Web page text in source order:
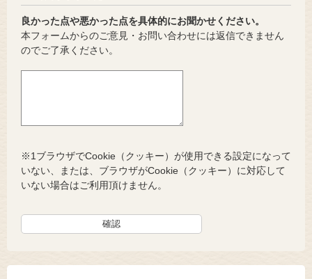
良かった点や悪かった点を具体的にお聞かせください。
本フォームからのご意見・お問い合わせには返信できません
のでご了承ください。
※1ブラウザでCookie（クッキー）が使用できる設定になって
いない、または、ブラウザがCookie（クッキー）に対応して
いない場合はご利用頂けません。